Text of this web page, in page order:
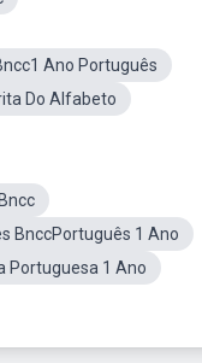
Ano Português
Do Alfabeto
BnccPortuguês 1 Ano
Portuguesa 1 Ano